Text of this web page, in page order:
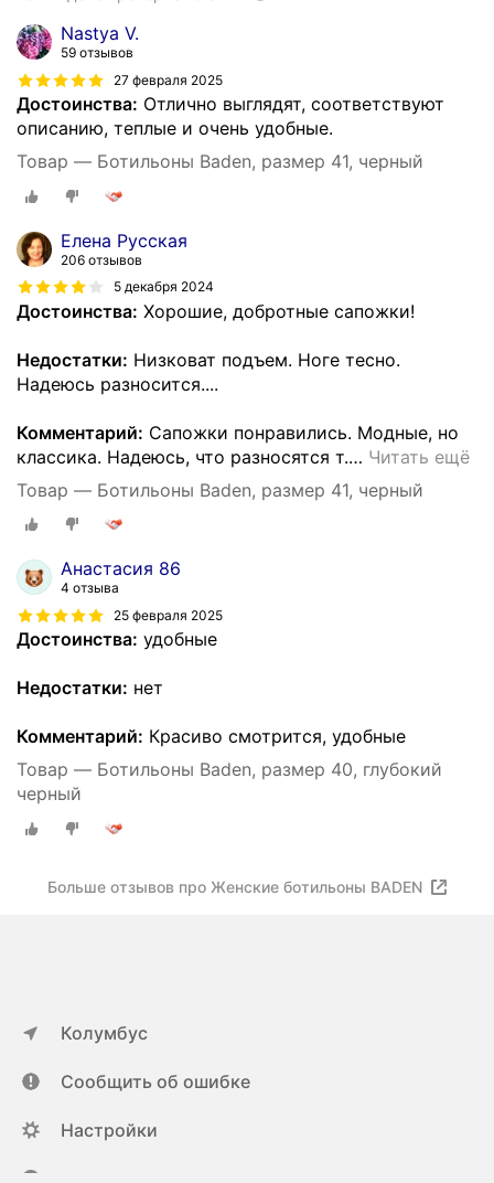
Nastya V.
59 отзывов
27 февраля 2025
Достоинства: Отлично выглядят, соответствуют
описанию, теплые и очень удобные.
Товар — Ботильоны Baden, размер 41, черный
Елена Русская
206 отзывов
5 декабря 2024
Достоинства: Хорошие, добротные сапожки!
Недостатки: Низковат подъем. Ноге тесно.
Надеюсь разносится....
Комментарий: Сапожки понравились. Модные, но
классика. Надеюсь, что разносятся т.… Читать ещё
Товар — Ботильоны Baden, размер 41, черный
Анастасия 86
4 отзыва
25 февраля 2025
Достоинства: удобные
Недостатки: нет
Комментарий: Красиво смотрится, удобные
Товар — Ботильоны Baden, размер 40, глубокий
черный
Больше отзывов про Женские ботильоны BADEN
Колумбус
Сообщить об ошибке
Настройки